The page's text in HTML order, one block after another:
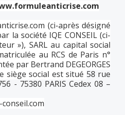
(ci-après désigné
la société IQE CONSEIL (ci-
»), SARL au capital social
au RCS de Paris n°
par Bertrand DEGEORGES
siège social est situé 58 rue
- 75380 PARIS Cedex 08 –